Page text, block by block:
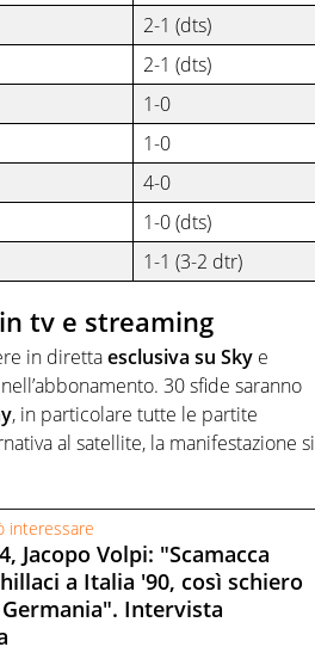
2-1 (dts)
2-1 (dts)
1-0
1-0
4-0
1-0 (dts)
1-1 (3-2 dtr)
tv e streaming
in direttaesclusiva su Sky e
30 sfide saranno
, in particolare tutte le partite
al satellite, la manifestazione si
interessare
Jacopo Volpi: "Scamacca
a Italia '90, così schiero
Intervista